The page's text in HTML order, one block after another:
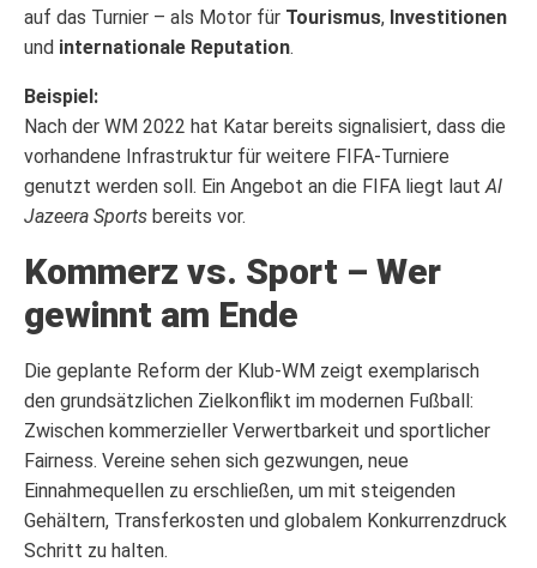
auf das Turnier – als Motor für Tourismus, Investitionen
und internationale Reputation.
Beispiel:
Nach der WM 2022 hat Katar bereits signalisiert, dass die
vorhandene Infrastruktur für weitere FIFA-Turniere
genutzt werden soll. Ein Angebot an die FIFA liegt laut Al
Jazeera Sports bereits vor.
Kommerz vs. Sport – Wer
gewinnt am Ende
Die geplante Reform der Klub-WM zeigt exemplarisch
den grundsätzlichen Zielkonflikt im modernen Fußball:
Zwischen kommerzieller Verwertbarkeit und sportlicher
Fairness. Vereine sehen sich gezwungen, neue
Einnahmequellen zu erschließen, um mit steigenden
Gehältern, Transferkosten und globalem Konkurrenzdruck
Schritt zu halten.